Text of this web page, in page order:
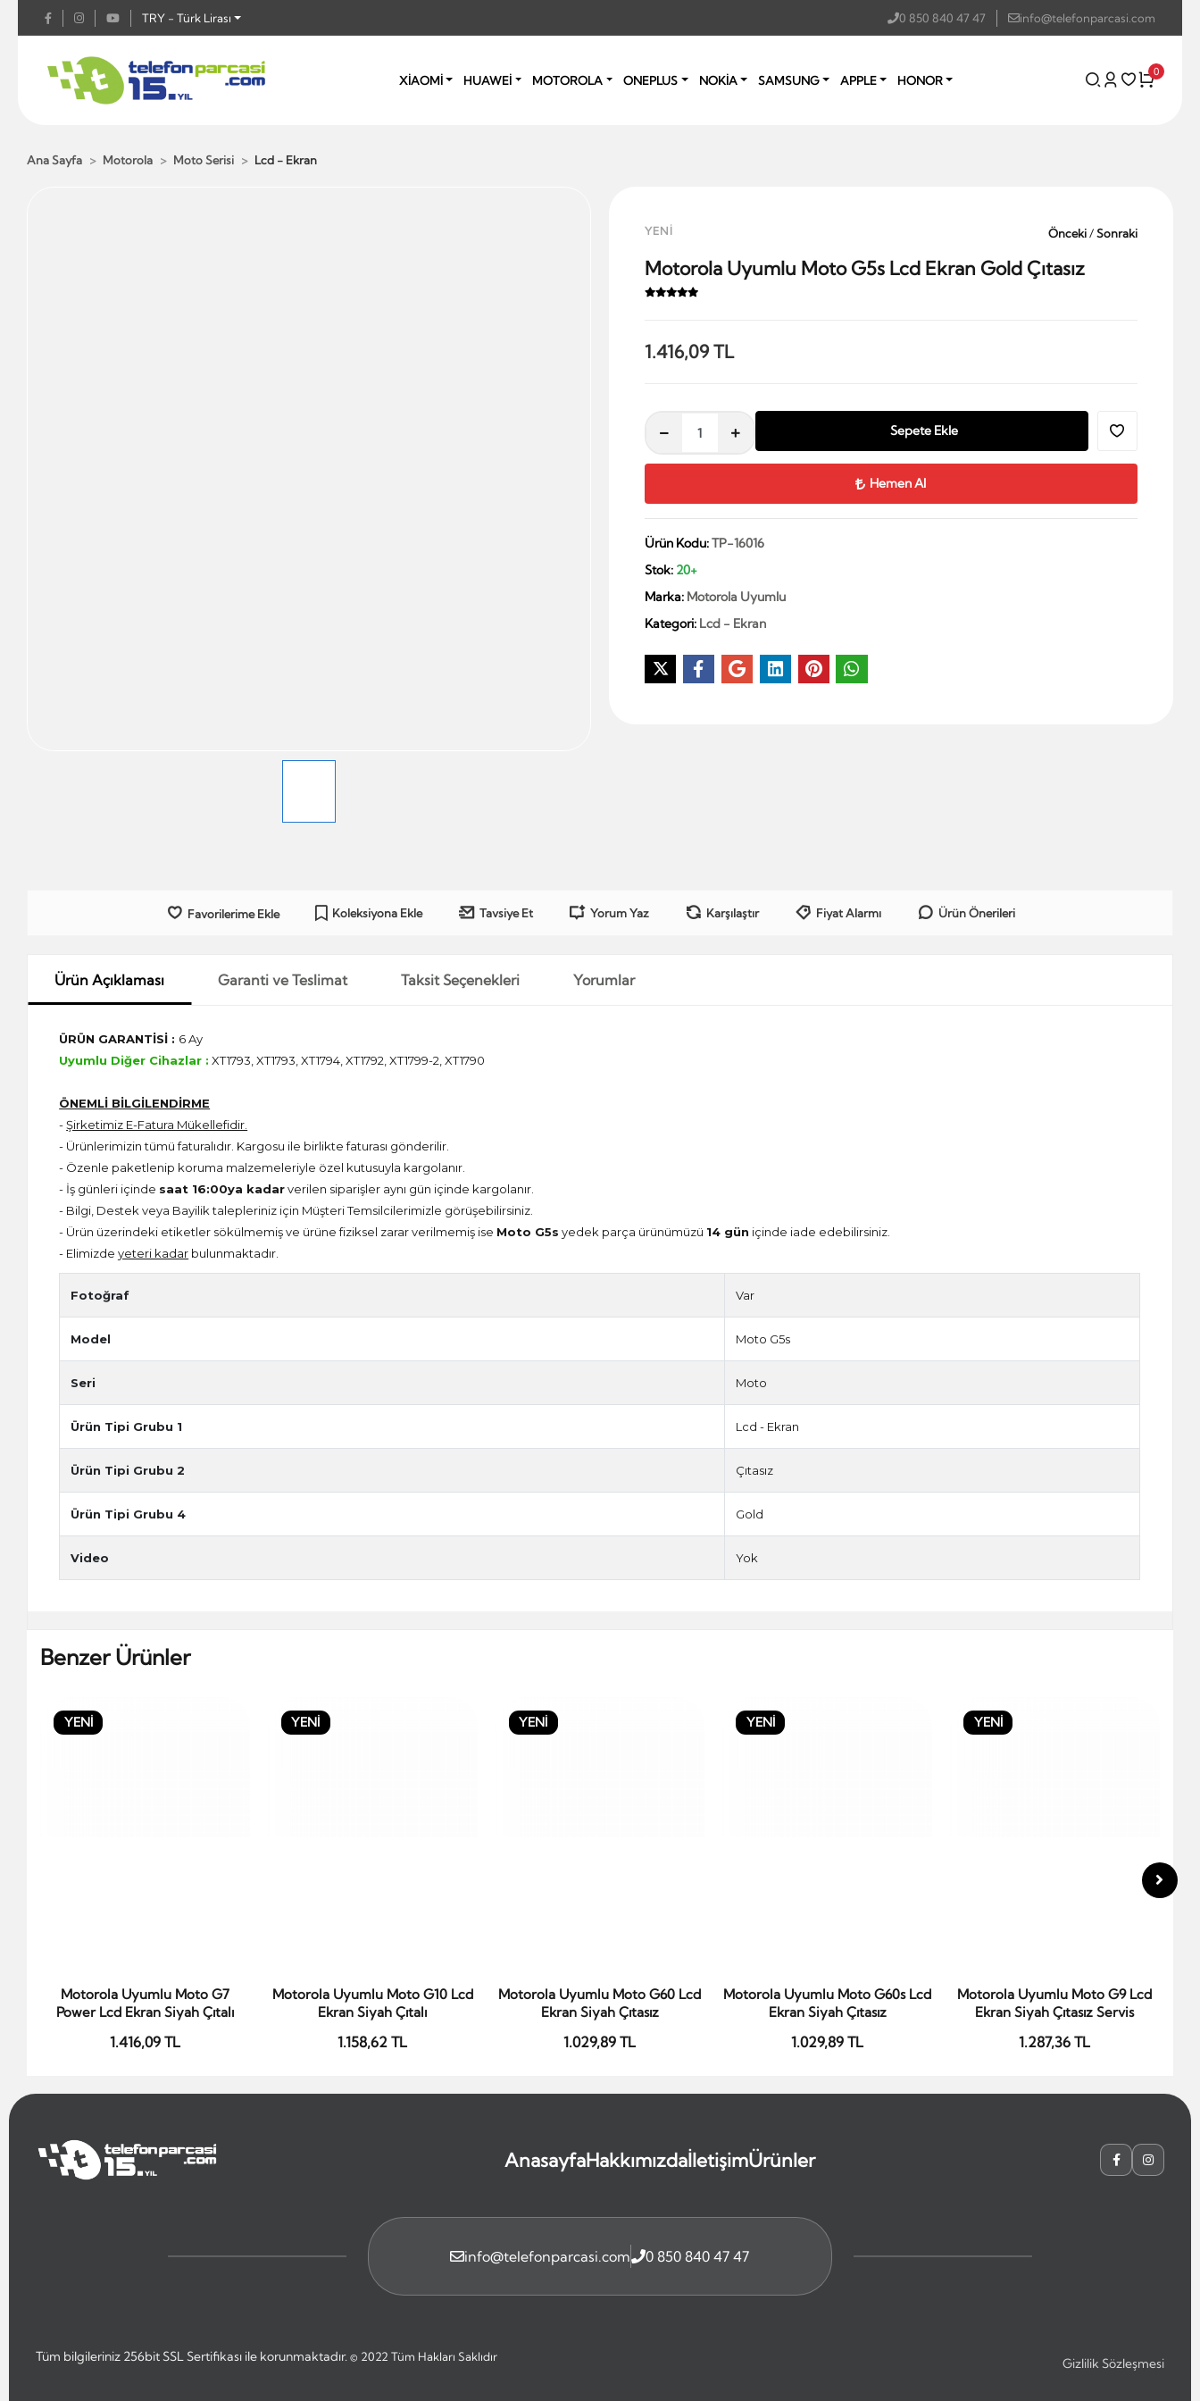
TRY - Türk Lirası 0 850 840 47 47 info@telefonparcasi.com
XİAOMİ HUAWEİ MOTOROLA ONEPLUS NOKİA SAMSUNG APPLE HONOR
0
Ana Sayfa Motorola Moto Serisi Lcd - Ekran
YENİ Önceki/Sonraki
Motorola Uyumlu Moto G5s Lcd Ekran Gold Çıtasız
1.416,09 TL
Sepete Ekle
Hemen Al
Ürün Kodu:TP-16016
Stok: 20+
Marka: Motorola Uyumlu
Kategori: Lcd - Ekran
Favorilerime Ekle Koleksiyona Ekle Tavsiye Et Yorum Yaz Karşılaştır Fiyat Alarmı Ürün Önerileri
Ürün Açıklaması Garanti ve Teslimat Taksit Seçenekleri Yorumlar
ÜRÜN GARANTİSİ : 6 Ay
Uyumlu Diğer Cihazlar : XT1793, XT1793, XT1794, XT1792, XT1799-2, XT1790
ÖNEMLİ BİLGİLENDİRME
-Şirketimiz E-Fatura Mükellefidir.
- Ürünlerimizin tümü faturalıdır. Kargosu ile birlikte faturası gönderilir.
- Özenle paketlenip koruma malzemeleriyle özel kutusuyla kargolanır.
- İş günleri içinde saat 16:00ya kadarverilen siparişler aynı gün içinde kargolanır.
- Bilgi, Destek veya Bayilik talepleriniz için Müşteri Temsilcilerimizle görüşebilirsiniz.
- Ürün üzerindeki etiketler sökülmemiş ve ürüne fiziksel zarar verilmemiş ise Moto G5s yedek parça ürünümüzü 14 gün içinde iade edebilirsiniz.
- Elimizdeyeteri kadar bulunmaktadır.
Fotoğraf Var
Model Moto G5s
Seri Moto
Ürün Tipi Grubu 1 Lcd - Ekran
Ürün Tipi Grubu 2 Çıtasız
Ürün Tipi Grubu 4 Gold
Video Yok
Benzer Ürünler
YENİ
Sepete Ekle
Motorola Uyumlu Moto G7
Power Lcd Ekran Siyah Çıtalı
1.416,09 TL
YENİ
Sepete Ekle
Motorola Uyumlu Moto G10 Lcd
Ekran Siyah Çıtalı
1.158,62 TL
YENİ
Sepete Ekle
Motorola Uyumlu Moto G60 Lcd
Ekran Siyah Çıtasız
1.029,89 TL
YENİ
Sepete Ekle
Motorola Uyumlu Moto G60s Lcd
Ekran Siyah Çıtasız
1.029,89 TL
YENİ
Sepete Ekle
Motorola Uyumlu Moto G9 Lcd
Ekran Siyah Çıtasız Servis
1.287,36 TL
AnasayfaHakkımızdaİletişimÜrünler
info@telefonparcasi.com 0 850 840 47 47
Tüm bilgileriniz 256bit SSL Sertifikası ile korunmaktadır.© 2022 Tüm Hakları Saklıdır Gizlilik Sözleşmesi